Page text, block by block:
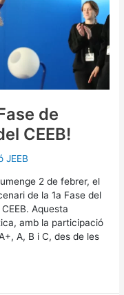
de
CEEB!
JEEB
2 de febrer, el
de la 1a Fase del
Aquesta
amb la participació
A, B i C, des de les